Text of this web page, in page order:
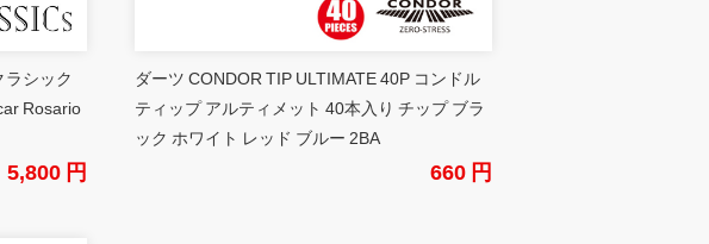
ラシック
Rosario
5,800 円
ダーツ CONDOR TIP ULTIMATE 40P コンドル
ティップ アルティメット 40本入り チップ ブラ
ック ホワイト レッド ブルー 2BA
660 円